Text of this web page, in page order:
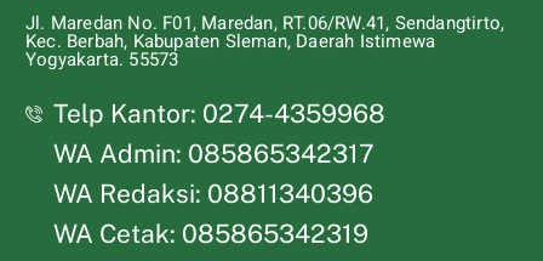
Jl. Maredan No. F01, Maredan, RT.06/RW.41, Sendangtirto,
Kec. Berbah, Kabupaten Sleman, Daerah Istimewa
Yogyakarta. 55573
Telp Kantor: 0274-4359968
WA Admin: 085865342317
WA Redaksi: 08811340396
WA Cetak: 085865342319